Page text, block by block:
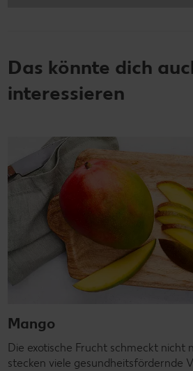
Das könnte dich
interessieren
Mango
Die exotische Frucht schmeckt nicht
stecken viele gesundheitsfördernde